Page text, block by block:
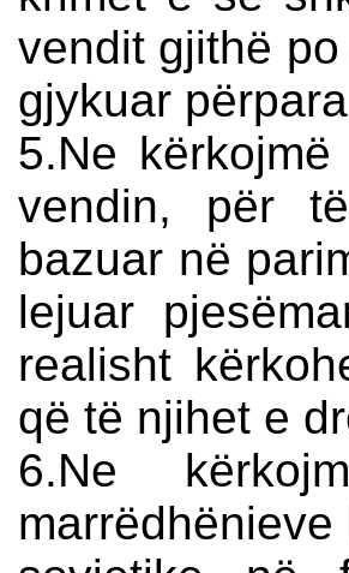
vendit gjithë
gjykuar
5.Ne
vendin, për
bazuar në
lejuar
realisht
që të njihet e
6.Ne